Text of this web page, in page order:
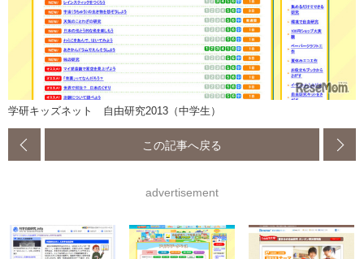
学研キッズネット 自由研究2013（中学生）
この記事へ戻る
advertisement